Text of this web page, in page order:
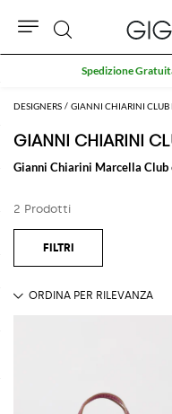
DESIGNERS GIANNI CHIARINI CLUB
GIANNI CHIARINI
Gianni Chiarini Marcella Club
Marcella, da voce a tutte le
unite.
2 Prodotti
Cerca
Spedizione